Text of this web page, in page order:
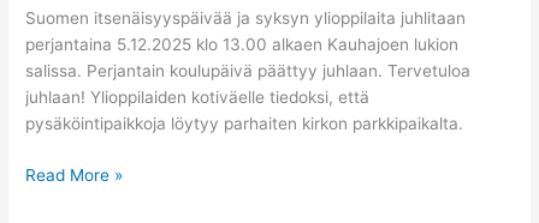
Suomen itsenäisyyspäivää ja syksyn ylioppilaita juhlitaan
perjantaina 5.12.2025 klo 13.00 alkaen Kauhajoen lukion
salissa. Perjantain koulupäivä päättyy juhlaan. Tervetuloa
juhlaan! Ylioppilaiden kotiväelle tiedoksi, että
pysäköintipaikkoja löytyy parhaiten kirkon parkkipaikalta.
Read More »